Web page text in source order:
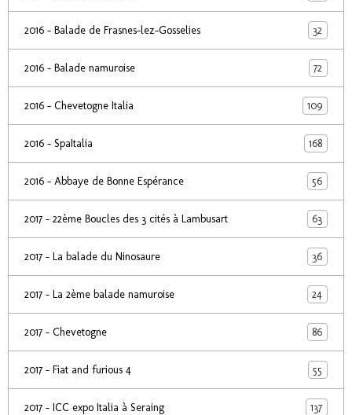
2016 - Balade de Frasnes-lez-Gosselies 32
2016 - Balade namuroise 72
2016 - Chevetogne Italia 109
2016 - SpaItalia 168
2016 - Abbaye de Bonne Espérance 56
2017 - 22ème Boucles des 3 cités à Lambusart 63
2017 - La balade du Ninosaure 36
2017 - La 2ème balade namuroise 24
2017 - Chevetogne 86
2017 - Fiat and furious 4 55
2017 - ICC expo Italia à Seraing 137